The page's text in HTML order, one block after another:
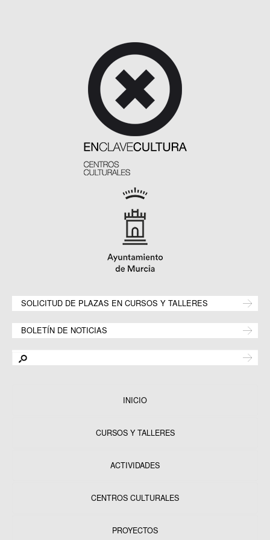
SOLICITUD DE PLAZAS EN CURSOS Y TALLERES
BOLETÍN DE NOTICIAS
INICIO
CURSOS Y TALLERES
ACTIVIDADES
CENTROS CULTURALES
PROYECTOS